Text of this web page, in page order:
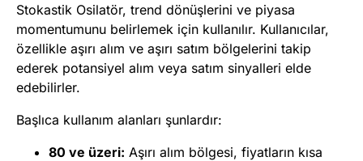
Stokastik Osilatör, trend dönüşlerini ve piyasa
momentumunu belirlemek için kullanılır. Kullanıcılar,
özellikle aşırı alım ve aşırı satım bölgelerini takip
ederek potansiyel alım veya satım sinyalleri elde
edebilirler.
Başlıca kullanım alanları şunlardır:
80 ve üzeri: Aşırı alım bölgesi, fiyatların kısa